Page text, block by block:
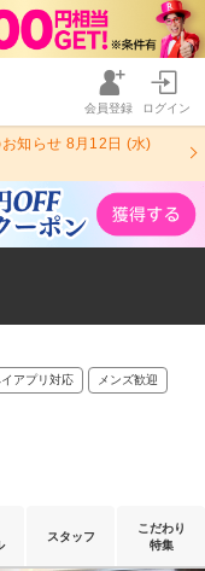
会員登録 ログイン
知らせ 8月12日 (水)
アプリ対応 メンズ歓迎
スタッフ
こだわり
特集